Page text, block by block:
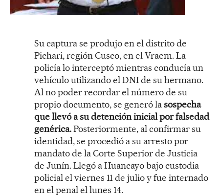
Su captura se produjo en el distrito de
Pichari, región Cusco, en el Vraem. La
policía lo interceptó mientras conducía un
vehículo utilizando el DNI de su hermano.
Al no poder recordar el número de su
propio documento, se generó lasospecha
que llevó a su detención inicial por falsedad
genérica.Posteriormente, al confirmar su
identidad, se procedió a su arresto por
mandato de la Corte Superior de Justicia
de Junín. Llegó a Huancayo bajo custodia
policial el viernes 11 de julio y fue internado
en el penal el lunes 14.